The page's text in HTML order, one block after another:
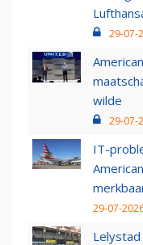
29-07-
wilde
29-07-
IT-
29-07-